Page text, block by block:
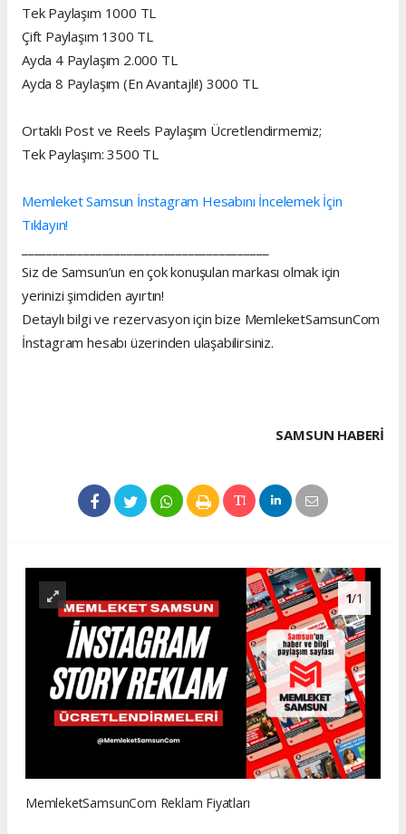
Tek Paylaşım 1000 TL
Çift Paylaşım 1300 TL
Ayda 4 Paylaşım 2.000 TL
Ayda 8 Paylaşım (En Avantajlı!) 3000 TL
Ortaklı Post ve Reels Paylaşım Ücretlendirmemiz;
Tek Paylaşım: 3500 TL
Memleket Samsun İnstagram Hesabını İncelemek İçin
Tıklayın!
Siz de Samsun’un en çok konuşulan markası olmak için
yerinizi şimdiden ayırtın!
Detaylı bilgi ve rezervasyon için bize MemleketSamsunCom
İnstagram hesabı üzerinden ulaşabilirsiniz.
SAMSUN HABERİ
1/1
MemleketSamsunCom Reklam Fiyatları